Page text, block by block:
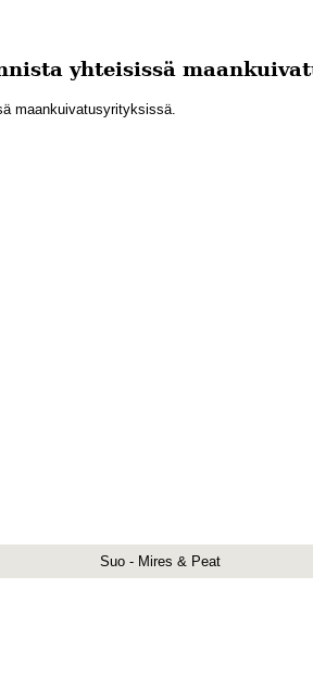
yhteisissä
maankuivatusyrityksissä.
Suo - Mires & Peat